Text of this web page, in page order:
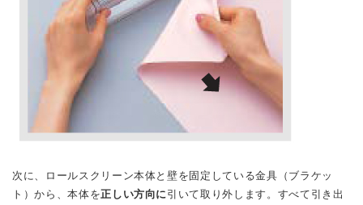
次に、ロールスクリーン本体と壁を固定している金具（ブラケッ
ト）から、本体を正しい方向に 引いて取り外します。すべて引き出